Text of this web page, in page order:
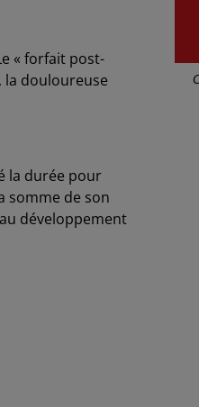
« forfait post-
la douloureuse
la durée pour
somme de son
développement